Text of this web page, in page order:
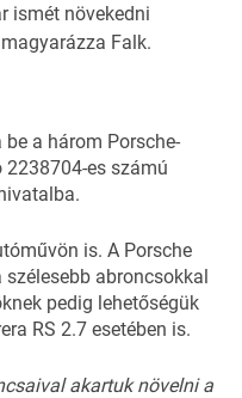
ismét növekedni
Falk.
a három Porsche-
es számú
is. A Porsche
abroncsokkal
pedig lehetőségük
RS 2.7 esetében is.
akartuk növelni a